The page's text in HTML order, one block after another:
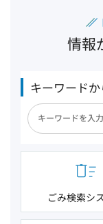
情報
キーワード
ごみ検索シ